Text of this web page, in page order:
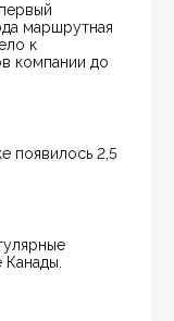
маршрутная
к
компании до
появилось 2,5